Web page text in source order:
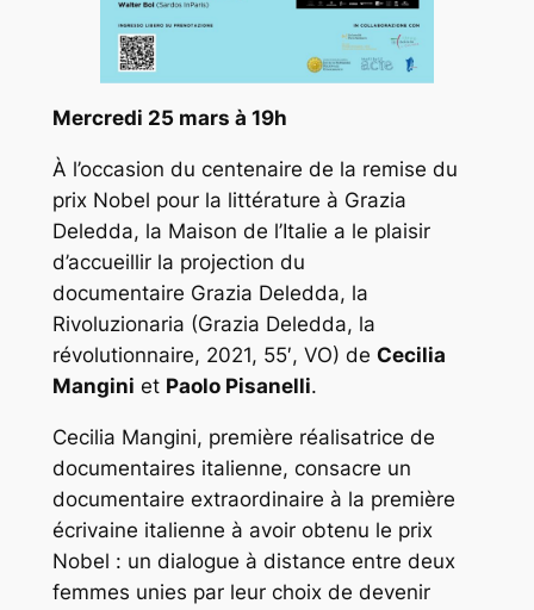
Mercredi 25 mars à 19h
À l’occasion du centenaire de la remise du
prix Nobel pour la littérature à Grazia
Deledda, la Maison de l’Italie a le plaisir
d’accueillir la projection du
documentaire Grazia Deledda, la
Rivoluzionaria (Grazia Deledda, la
révolutionnaire, 2021, 55′, VO) de Cecilia
Mangini et Paolo Pisanelli.
Cecilia Mangini, première réalisatrice de
documentaires italienne, consacre un
documentaire extraordinaire à la première
écrivaine italienne à avoir obtenu le prix
Nobel : un dialogue à distance entre deux
femmes unies par leur choix de devenir